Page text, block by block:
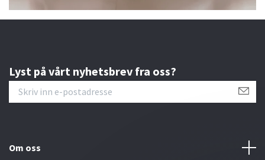
Lyst på vårt nyhetsbrev fra oss?
Om oss